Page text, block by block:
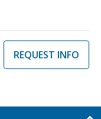
REQUEST INFO